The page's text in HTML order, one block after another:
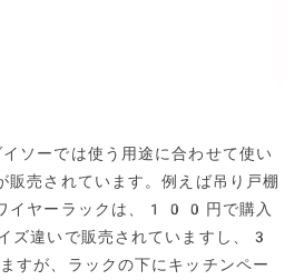
ーでは使う用途に合わせて使い
販売されています。例えば吊り戸棚
イヤーラックは、100円で購入
ズ違いで販売されていますし、3
が、ラックの下にキッチンペー